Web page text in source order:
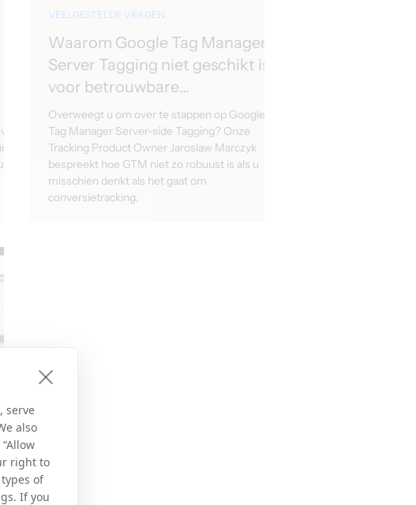
Waarom Google Tag Manager
Server Tagging niet geschikt is
voor betrouwbare
conversietracking
Overweegt u om over te stappen op Google
Tag Manager Server-side Tagging? Onze
Tracking Product Owner Jaroslaw Marczyk
bespreekt hoe GTM niet zo robuust is als u
misschien denkt als het gaat om
conversietracking.
VEELGESTELDE VRAGEN
serve
also
right to
of
If you